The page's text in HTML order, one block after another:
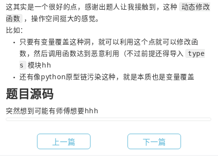
这其实是一个很好的点，感谢出题人让我接触到，这种 动态修改
函数
，操作空间挺大的感觉。
比如：
●
只要有变量覆盖这种洞，就可以利用这个点就可以修改函
数，然后调用函数达到恶意利用（不过前提还得导入
type
s
模块hh
● 还有像python原型链污染这种，就是本质也是变量覆盖
题目源码
突然想到可能有师傅想要hhh
上一篇 下一篇